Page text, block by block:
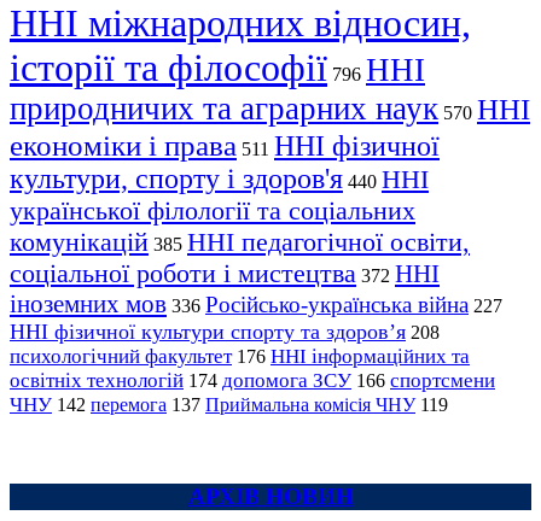
ННІ міжнародних відносин,
історії та філософії 796 ННІ
природничих та аграрних наук 570 ННІ
економіки і права 511 ННІ фізичної
культури, спорту і здоров'я 440 ННІ
української філології та соціальних
комунікацій 385 ННІ педагогічної освіти,
соціальної роботи і мистецтва 372 ННІ
іноземних мов 336 Російсько-українська війна 227
ННІ фізичної культури спорту та здоров’я 208
психологічний факультет 176 ННІ інформаційних та
освітніх технологій 174 допомога ЗСУ 166 спортсмени
ЧНУ 142 перемога 137 Приймальна комісія ЧНУ 119
АРХІВ НОВИН